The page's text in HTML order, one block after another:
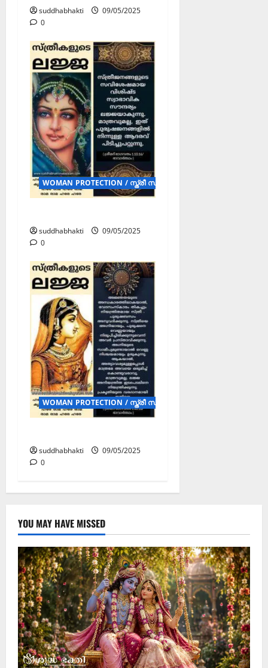
suddhabhakti
09/05/2025
0
WOMAN PROTECTION / സ്ത്രീ സംരക്ഷണം (POSTERS)
suddhabhakti
09/05/2025
0
WOMAN PROTECTION / സ്ത്രീ സംരക്ഷണം (POSTERS)
suddhabhakti
09/05/2025
0
YOU MAY HAVE MISSED